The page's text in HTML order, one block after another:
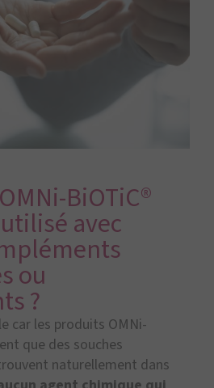
BiOTiC®
avec
ou
?
car les produits OMNi-
que des souches
naturellement dans